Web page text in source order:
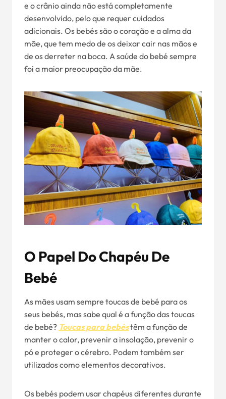
e o crânio ainda não está completamente
desenvolvido, pelo que requer cuidados
adicionais. Os bebés são o coração e a alma da
mãe, que tem medo de os deixar cair nas mãos e
de os derreter na boca. A saúde do bebé sempre
foi a maior preocupação da mãe.
O Papel Do Chapéu De
Bebé
As mães usam sempre toucas de bebé para os
seus bebés, mas sabe qual é a função das toucas
de bebé? Toucas para bebéstêm a função de
manter o calor, prevenir a insolação, prevenir o
pó e proteger o cérebro. Podem também ser
utilizados como elementos decorativos.
Os bebés podem usar chapéus diferentes durante